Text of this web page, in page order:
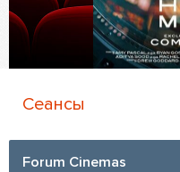
Сеансы
Forum Cinemas